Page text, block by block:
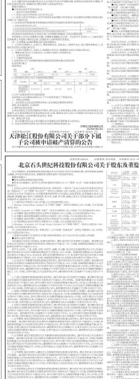
本公
任何
容的
本公
据，
疗科
报告
一、
单
■
注
1.本
2.以
未经
据若
二